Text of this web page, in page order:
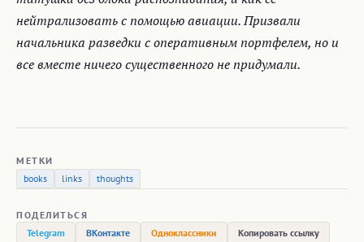
нейтрализовать с помощью авиации. Призвали
начальника разведки с оперативным портфелем, но и
все вместе ничего существенного не придумали.
МЕТКИ
books
links thoughts
ПОДЕЛИТЬСЯ
Telegram
ВКонтакте Одноклассники Копировать ссылку